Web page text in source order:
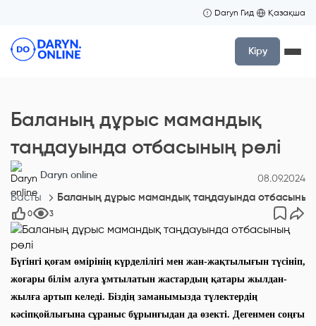
Daryn Гид Қазақша
Кіру
Баланың дұрыс мамандық
таңдауында отбасының рөлі
Daryn online 08.09.2024
Басты Баланың дұрыс мамандық таңдауында отбасының
0 3
Бүгінгі қоғам өмірінің күрделілігі мен жан-жақтылығын түсініп,
жоғары білім алуға ұмтылатын жастардың қатары жылдан-
жылға артып келеді. Біздің заманымызда түлектердің
кәсіпқойлығына сұраныс бұрынғыдан да өзекті. Дегенмен соңғы